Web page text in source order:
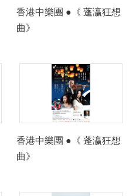
香港中樂團 ●《 蓬瀛狂想
曲》
香港中樂團 ●《 蓬瀛狂想
曲》